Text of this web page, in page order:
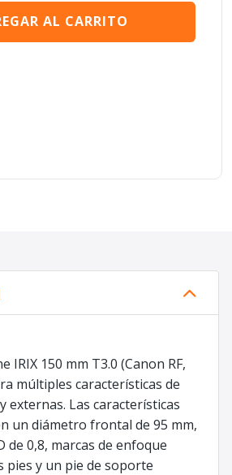
AL CARRITO
IRIX 150 mm T3.0 (Canon RF,
múltiples características de
externas. Las características
un diámetro frontal de 95 mm,
de 0,8, marcas de enfoque
pies y un pie de soporte